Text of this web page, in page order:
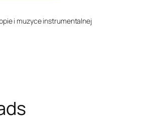
i muzyce instrumentalnej